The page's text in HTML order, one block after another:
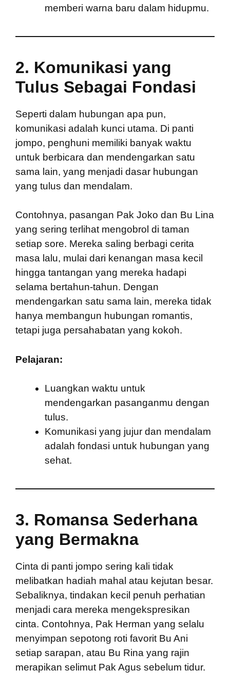
memberi warna baru dalam hidupmu.
2. Komunikasi yang
Tulus Sebagai Fondasi
Seperti dalam hubungan apa pun,
komunikasi adalah kunci utama. Di panti
jompo, penghuni memiliki banyak waktu
untuk berbicara dan mendengarkan satu
sama lain, yang menjadi dasar hubungan
yang tulus dan mendalam.
Contohnya, pasangan Pak Joko dan Bu Lina
yang sering terlihat mengobrol di taman
setiap sore. Mereka saling berbagi cerita
masa lalu, mulai dari kenangan masa kecil
hingga tantangan yang mereka hadapi
selama bertahun-tahun. Dengan
mendengarkan satu sama lain, mereka tidak
hanya membangun hubungan romantis,
tetapi juga persahabatan yang kokoh.
Pelajaran:
Luangkan waktu untuk
mendengarkan pasanganmu dengan
tulus.
Komunikasi yang jujur dan mendalam
adalah fondasi untuk hubungan yang
sehat.
3. Romansa Sederhana
yang Bermakna
Cinta di panti jompo sering kali tidak
melibatkan hadiah mahal atau kejutan besar.
Sebaliknya, tindakan kecil penuh perhatian
menjadi cara mereka mengekspresikan
cinta. Contohnya, Pak Herman yang selalu
menyimpan sepotong roti favorit Bu Ani
setiap sarapan, atau Bu Rina yang rajin
merapikan selimut Pak Agus sebelum tidur.